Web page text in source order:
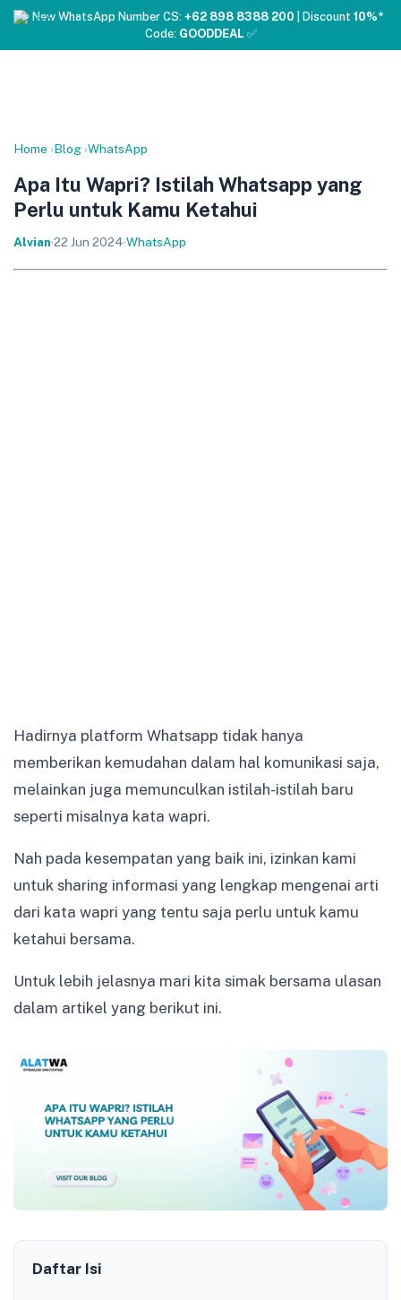
❤️ New WhatsApp Number CS: +62 898 8388 200 | Discount 10%*
Code: GOODDEAL ✅
Home ›Blog ›WhatsApp
Apa Itu Wapri? Istilah Whatsapp yang
Perlu untuk Kamu Ketahui
Alvian·22 Jun 2024·WhatsApp
Hadirnya platform Whatsapp tidak hanya
memberikan kemudahan dalam hal komunikasi saja,
melainkan juga memunculkan istilah-istilah baru
seperti misalnya kata wapri.
Nah pada kesempatan yang baik ini, izinkan kami
untuk sharing informasi yang lengkap mengenai arti
dari kata wapri yang tentu saja perlu untuk kamu
ketahui bersama.
Untuk lebih jelasnya mari kita simak bersama ulasan
dalam artikel yang berikut ini.
Daftar Isi